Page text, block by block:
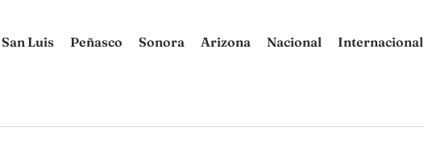
San Luis Peñasco Sonora Arizona Nacional Internacional